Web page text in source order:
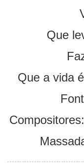
Que
Que a vida